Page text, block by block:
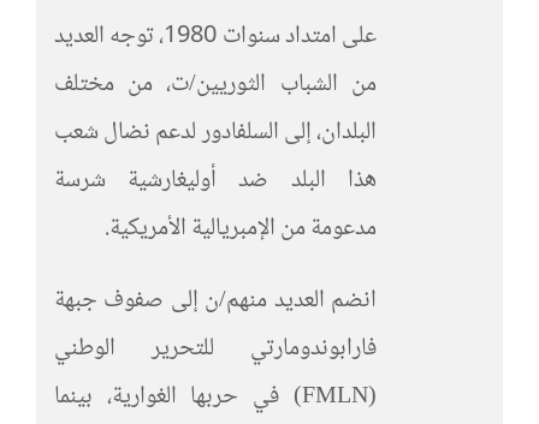
على امتداد سنوات 1980، توجه العديد
من الشباب الثوريين/ت، من مختلف
البلدان، إلى السلفادور لدعم نضال شعب
هذا البلد ضد أوليغارشية شرسة
مدعومة من الإمبريالية الأمريكية.
انضم العديد منهم/ن إلى صفوف جبهة
فارابوندومارتي للتحرير الوطني
(FMLN) في حربها الغوارية، بينما